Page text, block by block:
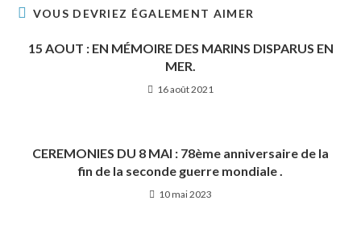
VOUS DEVRIEZ ÉGALEMENT AIMER
15 AOUT : EN MÉMOIRE DES MARINS DISPARUS EN
MER.
16 août 2021
CEREMONIES DU 8 MAI : 78ème anniversaire de la
fin de la seconde guerre mondiale .
10 mai 2023